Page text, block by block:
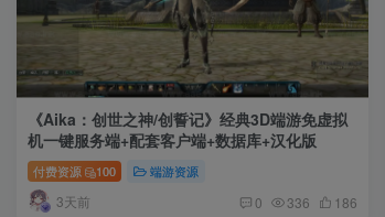
《Aika：创世之神/创誓记》经典3D端游免虚拟
机一键服务端+配套客户端+数据库+汉化版
付费资源 100 端游资源
3天前 0 336 186